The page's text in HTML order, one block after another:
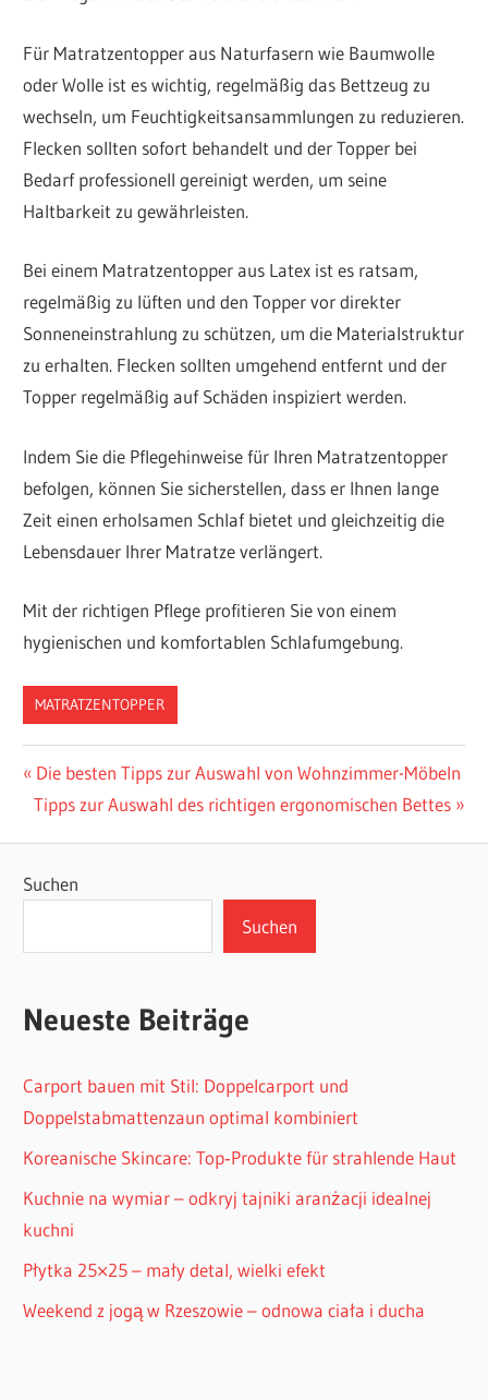
Für Matratzentopper aus Naturfasern wie Baumwolle
oder Wolle ist es wichtig, regelmäßig das Bettzeug zu
wechseln, um Feuchtigkeitsansammlungen zu reduzieren.
Flecken sollten sofort behandelt und der Topper bei
Bedarf professionell gereinigt werden, um seine
Haltbarkeit zu gewährleisten.
Bei einem Matratzentopper aus Latex ist es ratsam,
regelmäßig zu lüften und den Topper vor direkter
Sonneneinstrahlung zu schützen, um die Materialstruktur
zu erhalten. Flecken sollten umgehend entfernt und der
Topper regelmäßig auf Schäden inspiziert werden.
Indem Sie die Pflegehinweise für Ihren Matratzentopper
befolgen, können Sie sicherstellen, dass er Ihnen lange
Zeit einen erholsamen Schlaf bietet und gleichzeitig die
Lebensdauer Ihrer Matratze verlängert.
Mit der richtigen Pflege profitieren Sie von einem
hygienischen und komfortablen Schlafumgebung.
MATRATZENTOPPER
Beitragsnavigation
Vorheriger
Beitrag:
Die besten Tipps zur Auswahl von Wohnzimmer-Möbeln
Nächster
Tipps zur Auswahl des richtigen ergonomischen Bettes
Suchen
Suchen
Neueste Beiträge
Carport bauen mit Stil: Doppelcarport und
Doppelstabmattenzaun optimal kombiniert
Koreanische Skincare: Top‑Produkte für strahlende Haut
Kuchnie na wymiar – odkryj tajniki aranżacji idealnej
kuchni
Płytka 25×25 – mały detal, wielki efekt
Weekend z jogą w Rzeszowie – odnowa ciała i ducha